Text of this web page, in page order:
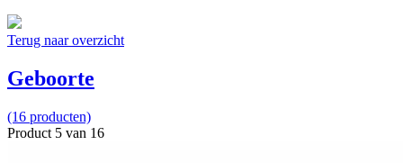
Terug naar overzicht
Geboorte
(16 producten)
Product 5 van 16